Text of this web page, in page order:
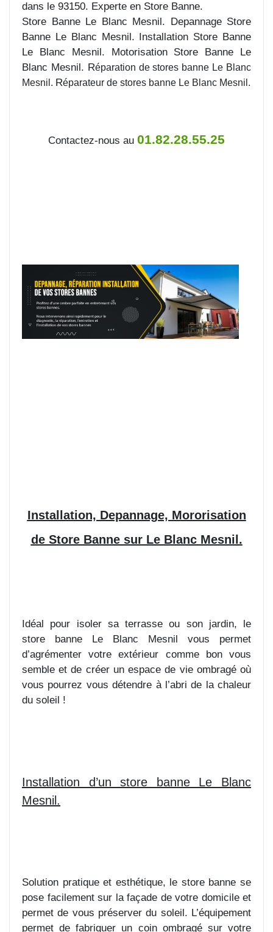
dans le 93150. Experte en Store Banne.
Store Banne Le Blanc Mesnil. Depannage Store
Banne Le Blanc Mesnil. Installation Store Banne
Le Blanc Mesnil. Motorisation Store Banne Le
Blanc Mesnil. Réparation de stores banne Le Blanc
Mesnil. Réparateur de stores banne Le Blanc Mesnil.
Contactez-nous au 01.82.28.55.25
Installation, Depannage, Mororisation
de Store Banne sur Le Blanc Mesnil.
Idéal pour isoler sa terrasse ou son jardin, le
store banne Le Blanc Mesnil vous permet
d’agrémenter votre extérieur comme bon vous
semble et de créer un espace de vie ombragé où
vous pourrez vous détendre à l’abri de la chaleur
du soleil !
Installation d’un store banne Le Blanc
Mesnil.
Solution pratique et esthétique, le store banne se
pose facilement sur la façade de votre domicile et
permet de vous préserver du soleil. L’équipement
permet de fabriquer un coin ombragé sur votre